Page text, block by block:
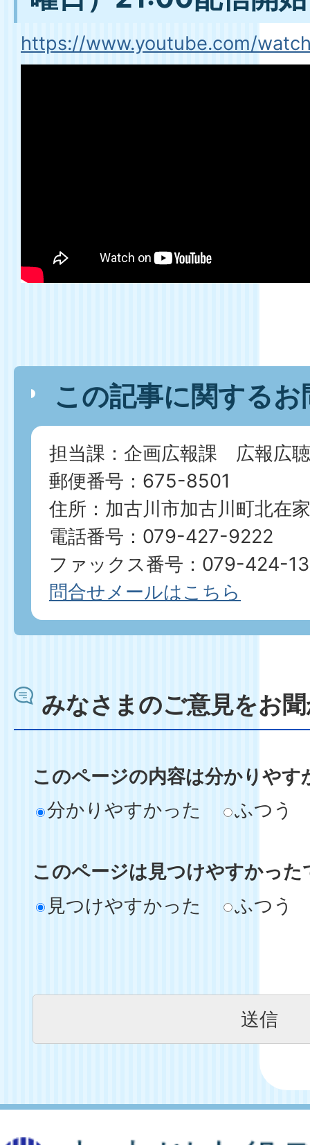
https://www.youtube.com/
この記事に関する
担当課：企画広報課 広報広
郵便番号：675-8501
住所：加古川市加古川町北在
電話番号：079-427-9222
ファックス番号：079-424-
問合せメールはこちら
みなさまのご意見をお
このページの内容は分かりやす
分かりやすかった
ふつう
このページは見つけやすかった
見つけやすかった
ふつう